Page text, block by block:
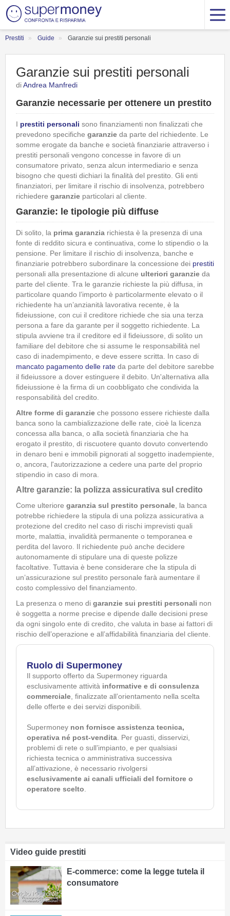
Prestiti Guide Garanzie sui prestiti personali
Garanzie sui prestiti personali
diAndrea Manfredi
Garanzie necessarie per ottenere un prestito
I prestiti personali sono finanziamenti non finalizzati che
prevedono specifiche garanzie da parte del richiedente. Le
somme erogate da banche e società finanziarie attraverso i
prestiti personali vengono concesse in favore di un
consumatore privato, senza alcun intermediario e senza
bisogno che questi dichiari la finalità del prestito. Gli enti
finanziatori, per limitare il rischio di insolvenza, potrebbero
richiedere garanzie particolari al cliente.
Garanzie: le tipologie più diffuse
Di solito, la prima garanzia richiesta è la presenza di una
fonte di reddito sicura e continuativa, come lo stipendio o la
pensione. Per limitare il rischio di insolvenza, banche e
finanziarie potrebbero subordinare la concessione dei prestiti
personali alla presentazione di alcune ulteriori garanzie da
parte del cliente. Tra le garanzie richieste la più diffusa, in
particolare quando l’importo è particolarmente elevato o il
richiedente ha un’anzianità lavorativa recente, è la
fideiussione, con cui il creditore richiede che sia una terza
persona a fare da garante per il soggetto richiedente. La
stipula avviene tra il creditore ed il fideiussore, di solito un
familiare del debitore che si assume le responsabilità nel
caso di inadempimento, e deve essere scritta. In caso di
mancato pagamento delle rate da parte del debitore sarebbe
il fideiussore a dover estinguere il debito. Un'alternativa alla
fideiussione è la firma di un coobbligato che condivida la
responsabilità del credito.
Altre forme di garanzie che possono essere richieste dalla
banca sono la cambializzazione delle rate, cioè la licenza
concessa alla banca, o alla società finanziaria che ha
erogato il prestito, di riscuotere quanto dovuto convertendo
in denaro beni e immobili pignorati al soggetto inadempiente,
o, ancora, l'autorizzazione a cedere una parte del proprio
stipendio in caso di mora.
Altre garanzie: la polizza assicurativa sul credito
Come ulteriore garanzia sul prestito personale , la banca
potrebbe richiedere la stipula di una polizza assicurativa a
protezione del credito nel caso di rischi imprevisti quali
morte, malattia, invalidità permanente o temporanea e
perdita del lavoro. Il richiedente può anche decidere
autonomamente di stipulare una di queste polizze
facoltative. Tuttavia è bene considerare che la stipula di
un’assicurazione sul prestito personale farà aumentare il
costo complessivo del finanziamento.
La presenza o meno di garanzie sui prestiti personali non
è soggetta a norme precise e dipende dalle decisioni prese
da ogni singolo ente di credito, che valuta in base ai fattori di
rischio dell’operazione e all’affidabilità finanziaria del cliente.
Ruolo di Supermoney
Il supporto offerto da Supermoney riguarda
esclusivamente attività informative e di consulenza
commerciale , finalizzate all’orientamento nella scelta
delle offerte e dei servizi disponibili.
Supermoney non fornisce assistenza tecnica,
operativa né post-vendita . Per guasti, disservizi,
problemi di rete o sull’impianto, e per qualsiasi
richiesta tecnica o amministrativa successiva
all’attivazione, è necessario rivolgersi
esclusivamente ai canali ufficiali del fornitore o
operatore scelto
Video guide prestiti
E-commerce: come la legge tutela il
consumatore